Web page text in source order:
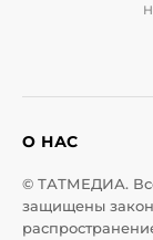
О НАС
© ТАТМЕДИА.
защищены